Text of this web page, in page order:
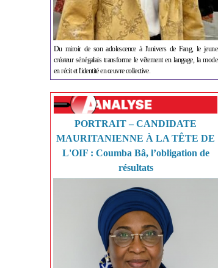
Du miroir de son adolescence à l'univers de Fang, le jeune
créateur sénégalais transforme le vêtement en langage, la mode
en récit et l'identité en œuvre collective.
PORTRAIT – CANDIDATE
MAURITANIENNE À LA TÊTE DE
L'OIF : Coumba Bâ, l’obligation de
résultats